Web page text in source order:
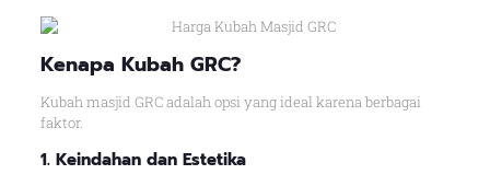
Kenapa Kubah GRC?
Kubah masjid GRC adalah opsi yang ideal karena berbagai
faktor.
1. Keindahan dan Estetika